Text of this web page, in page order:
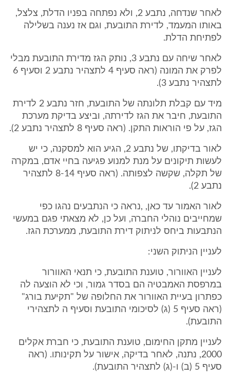
לאחר שנדחה, נתבע 2, ולא נפתחה בפניו הדלת, צלצל,
באותו המעמד, לדירת התובעת, וגם אז נענה בשלילה
לפתיחת הדלת.
לאחר שיחה עם נתבע 3, נותק הגז מדירת התובעת מבלי
לפרק את המונה (ראה סעיף 4 לתצהיר נתבע 2 וסעיף 6
לתצהיר נתבע 3).
מיד עם קבלת תלונתה של התובעת, חזר נתבע 2 לדירת
התובעת, חיבר את הגז לדירתה, וביצע בדיקת מערכת
הגז, על פי הוראות התקן. (ראה סעיף 8 לתצהיר נתבע 2).
לאור בדיקתו, של נתבע 2, הגיע הוא למסקנה, כי יש
לעשות תיקונים על מנת למנוע פגיעה בחיי אדם, במקרה
של תקלה, שקשה לצפותה. (ראה סעיף 8-14 לתצהיר
נתבע 2).
לאור האמור עד כאן, ,נראה כי הנתבעים נהגו כפי
שמחייבים נוהלי החברה, ועל כן, לא מצאתי פגם במעשי
הנתבעות ביחס לניתוק דירת התובעת, ממערכת הגז.
לעניין הניתוק השני:
לעניין האוורור, טוענת התובעת, כי תנאי האוורור
במרפסת האמבטיה הם בסדר גמור, וכי לא הוצעה לה
כפתרון בעיית האוורור את החלופה של "תקיעת בורג"
(ראה סעיף 5 (ג) לסיכומי התובעת וסעיף ה לתצהירי
התובעת).
לעניין מתקן החימום, טוענת התובעת, כי חברת אקלים
2000, נתנה, לאחר בדיקה, אישור על תקינותו. (ראה
סעיף 5 (ב) ו-(ג) לתצהיר התובעת).